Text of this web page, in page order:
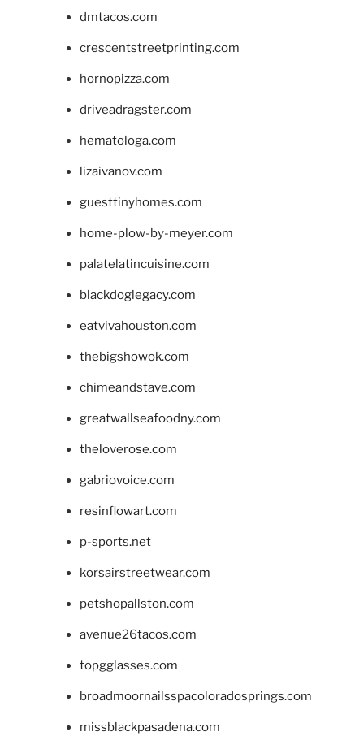
dmtacos.com
crescentstreetprinting.com
hornopizza.com
driveadragster.com
hematologa.com
lizaivanov.com
guesttinyhomes.com
home-plow-by-meyer.com
palatelatincuisine.com
blackdoglegacy.com
eatvivahouston.com
thebigshowok.com
chimeandstave.com
greatwallseafoodny.com
theloverose.com
gabriovoice.com
resinflowart.com
p-sports.net
korsairstreetwear.com
petshopallston.com
avenue26tacos.com
topgglasses.com
broadmoornailsspacoloradosprings.com
missblackpasadena.com